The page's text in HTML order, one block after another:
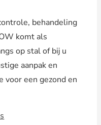
behandeling
komt als
op stal of bij u
aanpak en
voor een gezond en